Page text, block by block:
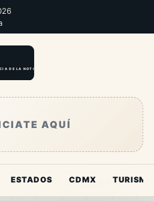
AQUÍ
ESTADOS CDMX TURISMO